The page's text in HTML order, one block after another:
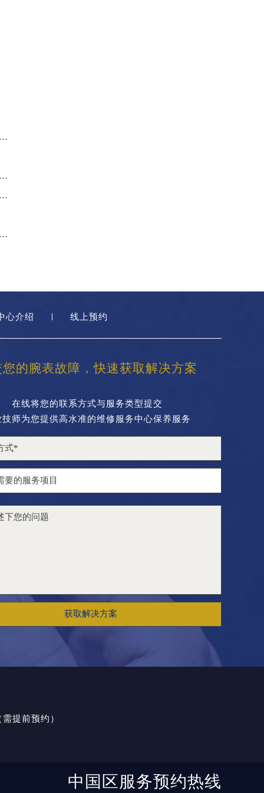
· 欧米茄腕表很久不戴不走了解决技巧大全
· 欧米茄腕表发条一直上不紧处理方法详解
· 欧米茄腕表发条一直上不紧解决技巧盘点
· 欧米茄腕表很久不戴不走了处理技巧大全
心介绍 线上预约
的腕表故障，快速获取解决方案
在线将您的联系方式与服务类型提交
技师为您提供高水准的维修服务中心保养服务
获取解决方案
提前预约）
，我们将在收到通知后立即依法处理。当前页面信息更新时
中国区服务预约热线